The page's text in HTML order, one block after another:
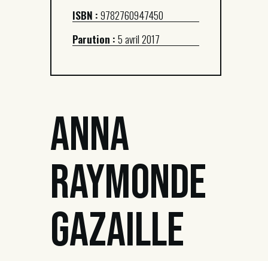
ISBN :9782760947450
Parution :5 avril 2017
Anna
Raymonde
Gazaille